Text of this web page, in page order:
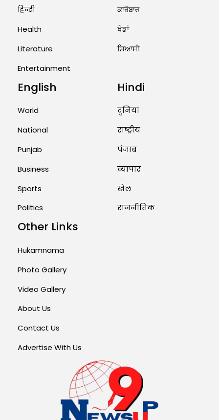
August 2, 2026 11:06 AM
US Advises Citizens to Leave
Military Attack...
August 2, 2026 11:04 AM
Unique Wedding: Twin Sisters
Priests Conducting Rituals...
August 1, 2026 11:24 AM
हिन्दी
Health
Literature
Entertainment
ਕਾਰੋਬਾਰ
ਖੇਡਾਂ
ਸਿਆਸੀ
English
World
National
Punjab
Business
Sports
Politics
Hindi
दुनिया
राष्ट्रीय
पंजाब
व्यापार
खेल
राजनीतिक
Other Links
Hukamnama
Photo Gallery
Video Gallery
About Us
Contact Us
Advertise With Us